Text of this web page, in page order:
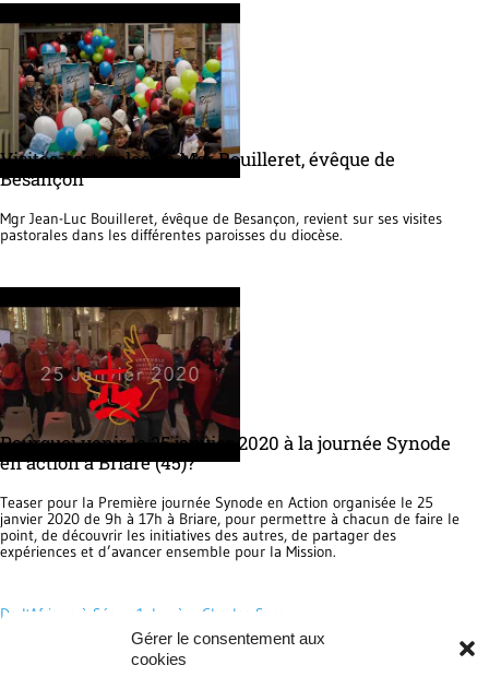
Gérer le consentement aux
cookies
Visites pastorales de Mgr Bouilleret, évêque de
Besançon
Mgr Jean-Luc Bouilleret, évêque de Besançon, revient sur ses visites
pastorales dans les différentes paroisses du diocèse.
Pourquoi venir le 25 janvier 2020 à la journée Synode
en action à Briare (45)?
Teaser pour la Première journée Synode en Action organisée le 25
janvier 2020 de 9h à 17h à Briare, pour permettre à chacun de faire le
point, de découvrir les initiatives des autres, de partager des
expériences et d’avancer ensemble pour la Mission.
De l'Afrique à Séez - 1: le père Charles Soro
Pour en savoir plus sur le jumelage des diocèses de Séez et Mbuji-Mayi